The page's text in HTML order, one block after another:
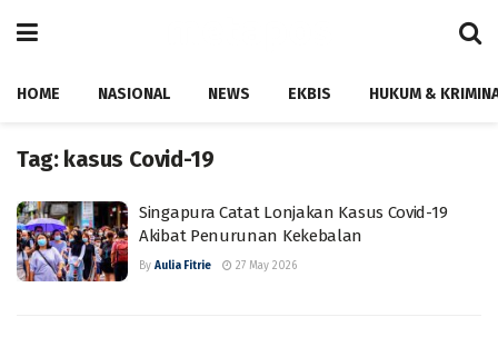
HOME NASIONAL NEWS EKBIS HUKUM &
Tag: kasus Covid-19
Singapura Catat Lonjakan Kasus Covid-19
Akibat Penurunan Kekebalan
By Aulia Fitrie 27 May 2026